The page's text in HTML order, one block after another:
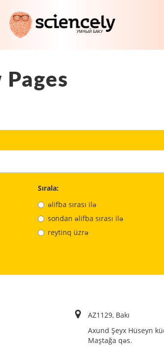
Sırala:
əlifba sırası ilə
sondan əlifba sırası ilə
reytinq üzrə
AZ1129, Bakı
Axund Şeyx Hüseyn
Maştağa qəs.